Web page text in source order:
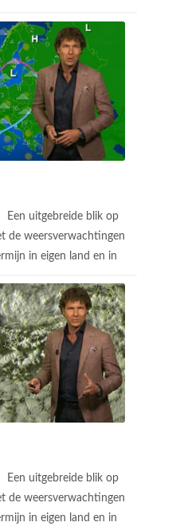
Een uitgebreide blik op
de weersverwachtingen
in eigen land en in
Een uitgebreide blik op
de weersverwachtingen
in eigen land en in